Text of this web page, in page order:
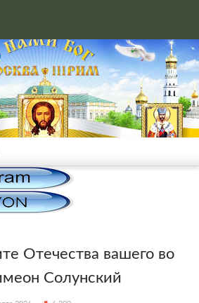
Отечества вашего во
Солунский